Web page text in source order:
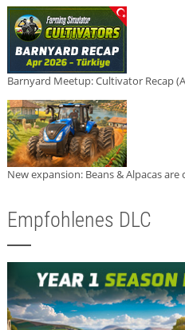
Barnyard Meetup: Cultivator Recap
New expansion: Beans & Alpacas are
Empfohlenes DLC